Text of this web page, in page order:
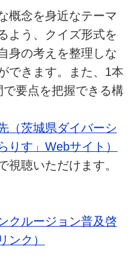
概念を身近なテーマ
よう、クイズ形式を
身の考えを整理しな
できます。また、1本
要点を把握できる構
（茨城県ダイバーシ
りす」Webサイト）
視聴いただけます。
クルージョン普及啓
ンク）